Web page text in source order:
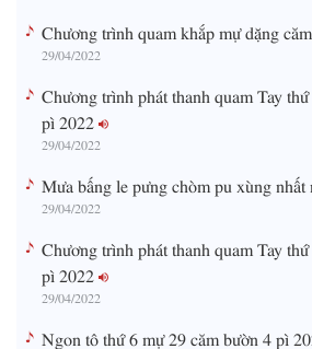
Chương trình quam khắp mự dặng
29/04/2022
Chương trình phát thanh quam Tay
pì 2022
29/04/2022
Mưa bấng le pưng chòm pu xùng
29/04/2022
Chương trình phát thanh quam Tay
pì 2022
29/04/2022
Ngon tô thứ 6 mự 29 căm bườn 4 pì